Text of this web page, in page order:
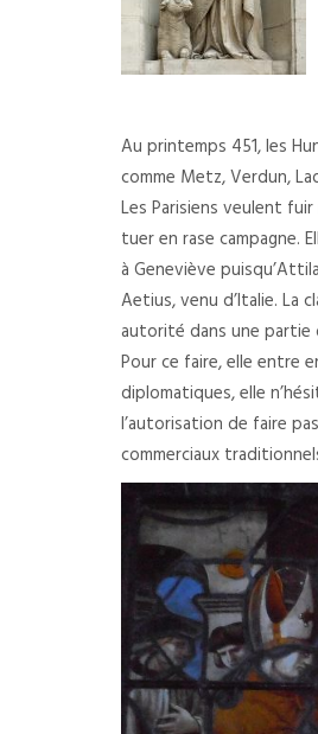
Au printemps 451, les
comme Metz, Verdun,
Les Parisiens veulent
tuer en rase campagne.
à Geneviève
Aetius, venu d’Italie. La
autorité dans une partie
Pour ce faire, elle entre
diplomatiques, elle
l’autorisation de faire
commerciaux